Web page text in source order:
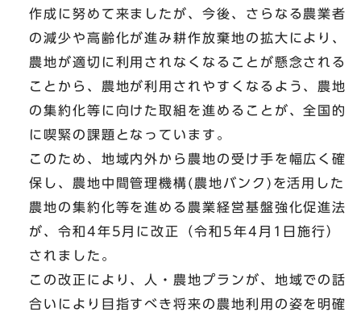
作成に努めて来ましたが、今後、さらなる農業者
の減少や高齢化が進み耕作放棄地の拡大により、
農地が適切に利用されなくなることが懸念される
ことから、農地が利用されやすくなるよう、農地
の集約化等に向けた取組を進めることが、全国的
に喫緊の課題となっています。
このため、地域内外から農地の受け手を幅広く確
保し、農地中間管理機構(農地バンク)を活用した
農地の集約化等を進める農業経営基盤強化促進法
が、令和4年5月に改正（令和5年4月1日施行）
されました。
この改正により、人・農地プランが、地域での話
合いにより目指すべき将来の農地利用の姿を明確